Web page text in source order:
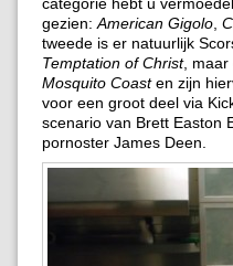
gezien: American Gigolo
tweede is er natuurlijk
Temptation of Christ, maar
Mosquito Coasten zijn
voor een groot deel via
scenario van Brett Easton
pornoster James Deen.